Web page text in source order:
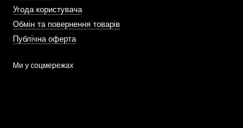
Угода користувача
Обмін та повернення товарів
Публічна оферта
Ми у соцмережах